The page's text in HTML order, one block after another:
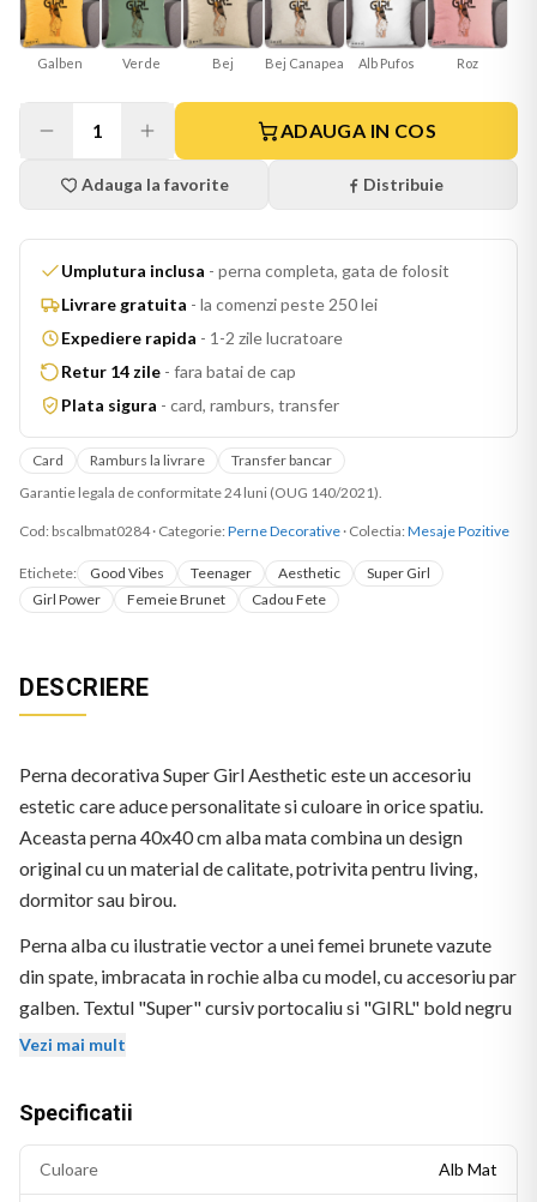
Galben Verde Bej Bej Canapea Alb Pufos Roz
1 ADAUGA IN COS
Adauga la favorite Distribuie
Umplutura inclusa - perna completa, gata de folosit
Livrare gratuita - la comenzi peste 250 lei
Expediere rapida - 1-2 zile lucratoare
Retur 14 zile - fara batai de cap
Plata sigura - card, ramburs, transfer
Card Ramburs la livrare
Transfer bancar
Garantie legala de conformitate 24 luni (OUG 140/2021).
Cod: bscalbmat0284· Categorie: Perne Decorative · Colectia: Mesaje Pozitive
Etichete: Good Vibes Teenager Aesthetic
Super Girl
Girl Power
Femeie Brunet Cadou Fete
DESCRIERE
Perna decorativa Super Girl Aesthetic este un accesoriu
estetic care aduce personalitate si culoare in orice spatiu.
Aceasta perna 40x40 cm alba mata combina un design
original cu un material de calitate, potrivita pentru living,
dormitor sau birou.
Perna alba cu ilustratie vector a unei femei brunete vazute
din spate, imbracata in rochie alba cu model, cu accesoriu par
galben. Textul "Super" cursiv portocaliu si "GIRL" bold negru
deasupra.
Vezi mai mult
Specificatii
Culoare Alb Mat